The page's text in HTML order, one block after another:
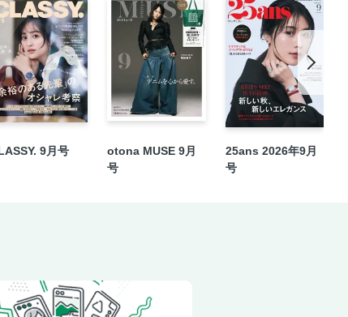
戦ツアー
栄養補給！
9月号
otona MUSE 9月
号
25ans 2026年9月
号